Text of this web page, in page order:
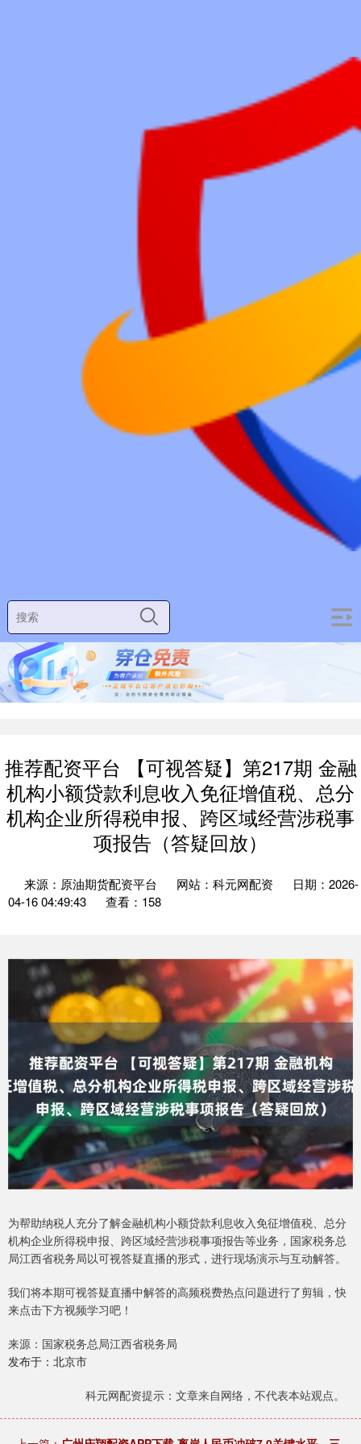
推荐配资平台 【可视答疑】第217期 金融
机构小额贷款利息收入免征增值税、总分
机构企业所得税申报、跨区域经营涉税事
项报告（答疑回放）
来源：原油期货配资平台 网站：科元网配资
日期：2026-
04-16 04:49:43
查看：158
为帮助纳税人充分了解金融机构小额贷款利息收入免征增值税、总分
机构企业所得税申报、跨区域经营涉税事项报告等业务，国家税务总
局江西省税务局以可视答疑直播的形式，进行现场演示与互动解答。
我们将本期可视答疑直播中解答的高频税费热点问题进行了剪辑，快
来点击下方视频学习吧！
来源：国家税务总局江西省税务局
发布于：北京市
科元网配资提示：文章来自网络，不代表本站观点。